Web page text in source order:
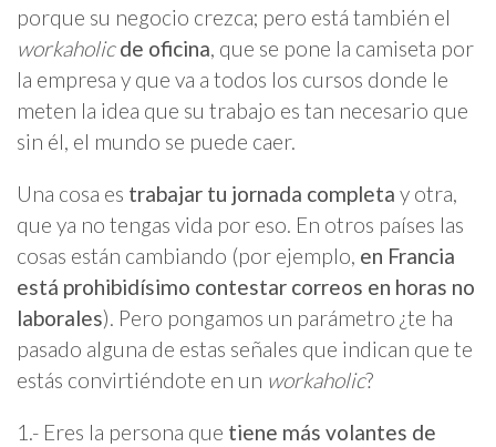
porque su negocio crezca; pero está también el
workaholicde oficina, que se pone la camiseta por
la empresa y que va a todos los cursos donde le
meten la idea que su trabajo es tan necesario que
sin él, el mundo se puede caer.
Una cosa es trabajar tu jornada completa y otra,
que ya no tengas vida por eso. En otros países las
cosas están cambiando (por ejemplo, en Francia
está prohibidísimo contestar correos en horas no
laborales). Pero pongamos un parámetro ¿te ha
pasado alguna de estas señales que indican que te
estás convirtiéndote en un workaholic?
1.- Eres la persona que tiene más volantes de